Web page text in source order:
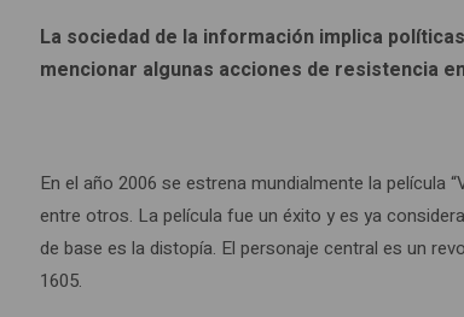
La sociedad de la información implica
mencionar algunas acciones de resistencia
En el año 2006 se estrena mundialmente la película
entre otros. La película fue un éxito y es ya
de base es la distopía. El personaje central es un
1605.